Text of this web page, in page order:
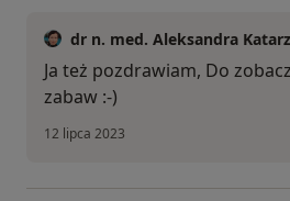
dr n. med. Aleksandra
Ja też pozdrawiam, Do
zabaw :-)
12 lipca 2023